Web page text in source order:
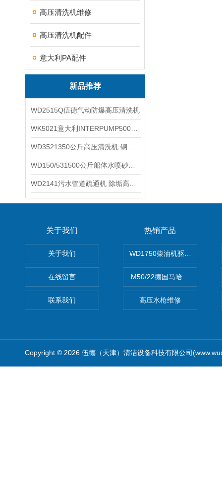
高压清洗机维修
高压清洗机配件
意大利PA配件
新品推荐
WD2515Q伍德气动防爆高压清洗机
关于我们
关于我们
在线留言
联系我们
热销产品
WD1750柴油机驱动高压清洗
M50/22德国马哈高压清洗机
高压水枪维修
Copyright © 2026 伍德（天津）清洁设备科技有限公司